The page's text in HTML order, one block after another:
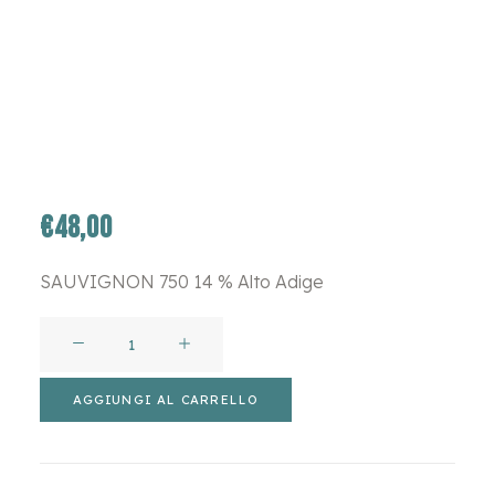
€48,00
SAUVIGNON 750 14 % Alto Adige
APPIANO
-
AGGIUNGI AL CARRELLO